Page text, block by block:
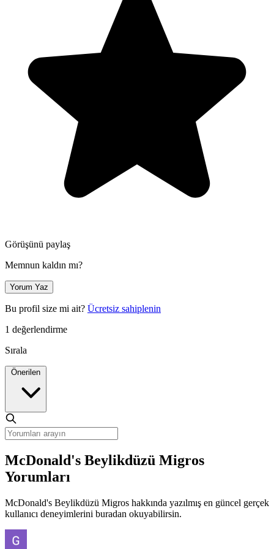
Görüşünü paylaş
Memnun kaldın mı?
Yorum Yaz
Bu profil size mi ait? Ücretsiz sahiplenin
1 değerlendirme
Sırala
McDonald's Beylikdüzü Migros
Yorumları
McDonald's Beylikdüzü Migros hakkında yazılmış en güncel gerçek
kullanıcı deneyimlerini buradan okuyabilirsin.